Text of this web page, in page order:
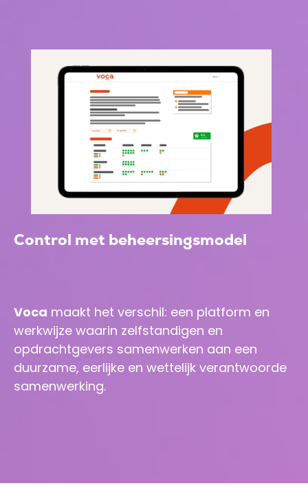
Control met beheersingsmodel
Voca maakt het verschil: een platform en
werkwijze waarin zelfstandigen en
opdrachtgevers samenwerken aan een
duurzame, eerlijke en wettelijk verantwoorde
samenwerking.